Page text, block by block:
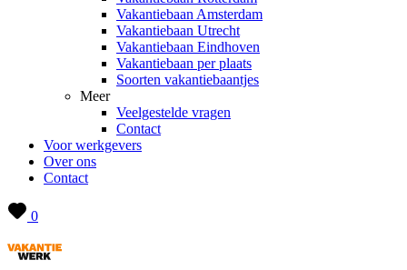
Vakantiebaan Amsterdam
Vakantiebaan Utrecht
Vakantiebaan Eindhoven
Vakantiebaan per plaats
Soorten vakantiebaantjes
Meer
Veelgestelde vragen
Contact
Voor werkgevers
Over ons
Contact
0